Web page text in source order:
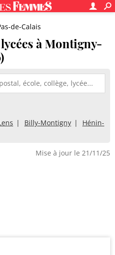
de-Calais
à Montigny-
Billy-Montigny
Hénin-
Mise à jour le 21/11/25